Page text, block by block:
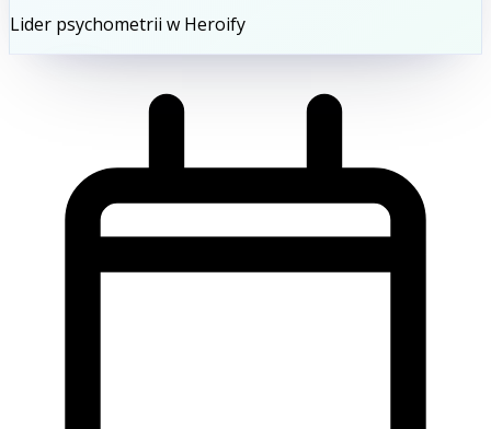
Lider psychometrii w Heroify